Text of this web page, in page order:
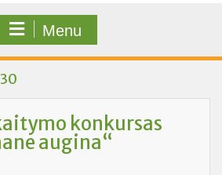
Menu
konkursas
augina“